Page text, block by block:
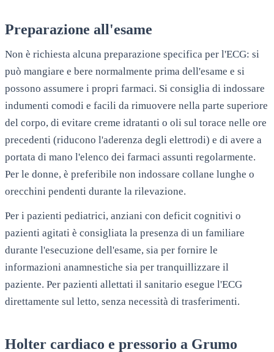
Preparazione all'esame
Non è richiesta alcuna preparazione specifica per l'ECG: si
può mangiare e bere normalmente prima dell'esame e si
possono assumere i propri farmaci. Si consiglia di indossare
indumenti comodi e facili da rimuovere nella parte superiore
del corpo, di evitare creme idratanti o oli sul torace nelle ore
precedenti (riducono l'aderenza degli elettrodi) e di avere a
portata di mano l'elenco dei farmaci assunti regolarmente.
Per le donne, è preferibile non indossare collane lunghe o
orecchini pendenti durante la rilevazione.
Per i pazienti pediatrici, anziani con deficit cognitivi o
pazienti agitati è consigliata la presenza di un familiare
durante l'esecuzione dell'esame, sia per fornire le
informazioni anamnestiche sia per tranquillizzare il
paziente. Per pazienti allettati il sanitario esegue l'ECG
direttamente sul letto, senza necessità di trasferimenti.
Holter cardiaco e pressorio a Grumo